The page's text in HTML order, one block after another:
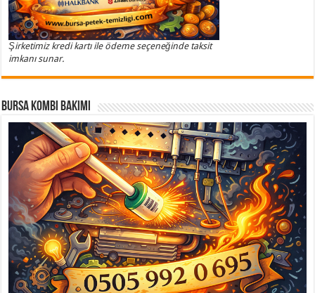
Şirketimiz kredi kartı ile ödeme seçeneğinde taksit
imkanı sunar.
Bursa Kombi Bakımı